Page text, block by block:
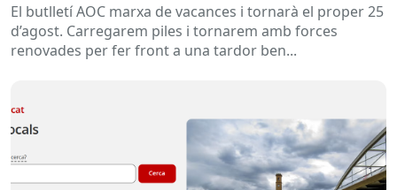
El butlletí AOC marxa de vacances i tornarà el proper 25
d’agost. Carregarem piles i tornarem amb forces
renovades per fer front a una tardor ben...